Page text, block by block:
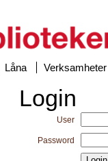
Låna Verksamheter
Login
User
Password